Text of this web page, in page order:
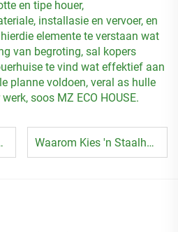
en tipe houer,
installasie en vervoer, en
elemente te verstaan wat
van begroting, sal kopers
te vind wat effektief aan
planne voldoen, veral as hulle
soos MZ ECO HOUSE.
Waarom Kies 'n Staalhouerhuis?